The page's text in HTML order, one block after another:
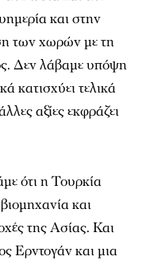
και στην
των χωρών με τη
Δεν λάβαμε υπόψη
κατισχύει τελικά
αξίες εκφράζει
ότι η Τουρκία
και
της Ασίας. Και
Ερντογάν και μια